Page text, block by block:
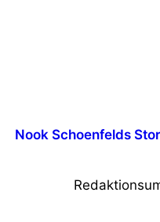
Nook Schoenfelds